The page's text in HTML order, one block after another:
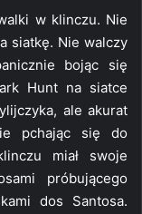
w klinczu. Nie
siatkę. Nie walczy
bojąc się
Hunt na siatce
ale akurat
pchając się do
miał swoje
próbującego
dos Santosa.